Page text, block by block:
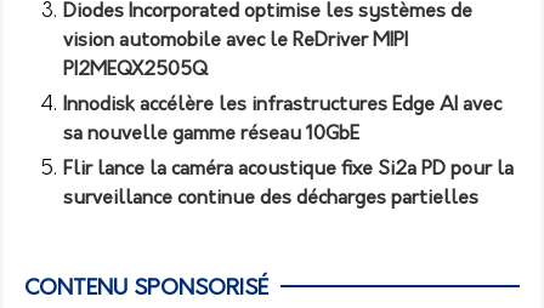
Diodes Incorporated optimise les systèmes de
vision automobile avec le ReDriver MIPI
PI2MEQX2505Q
Innodisk accélère les infrastructures Edge AI avec
sa nouvelle gamme réseau 10GbE
Flir lance la caméra acoustique fixe Si2a PD pour la
surveillance continue des décharges partielles
CONTENU SPONSORISÉ